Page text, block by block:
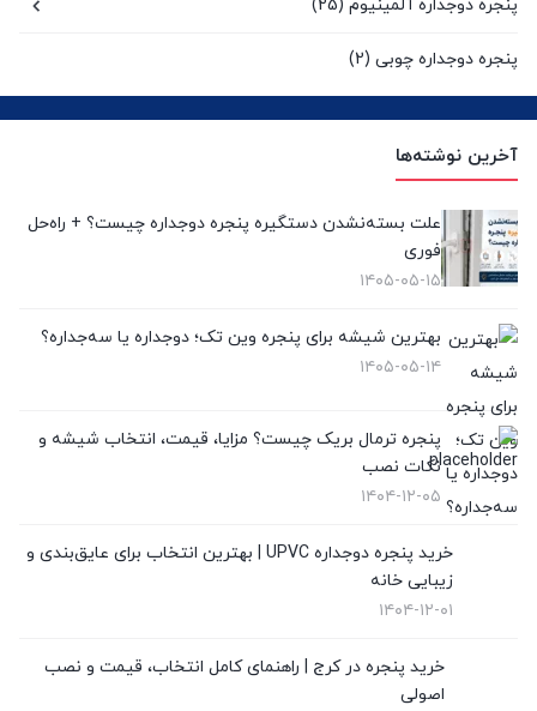
پنجره دوجداره آلمینیوم (25)
پنجره دوجداره چوبی (2)
پنجره کشویی آلومینیومی
پنجره لیفت انداسلاید(2)
تعویض پنجره دوجداره
توری پلیسه (10)
توری پنجره
در UPVC(9)
در آلمینیوم(10)
رگلاژ پنجره
شیشه سکوریت (3)
آخرین نوشته‌ها
علت بسته‌نشدن دستگیره پنجره دوجداره چیست؟ + راه‌حل
فوری
۱۴۰۵-۰۵-۱۵
بهترین شیشه برای پنجره وین تک؛ دوجداره یا سه‌جداره؟
۱۴۰۵-۰۵-۱۴
پنجره ترمال بریک چیست؟ مزایا، قیمت، انتخاب شیشه و
نکات نصب
۱۴۰۴-۱۲-۰۵
خرید پنجره دوجداره UPVC | بهترین انتخاب برای عایق‌بندی و
زیبایی خانه
۱۴۰۴-۱۲-۰۱
خرید پنجره در کرج | راهنمای کامل انتخاب، قیمت و نصب
اصولی